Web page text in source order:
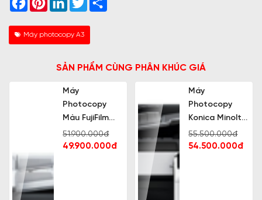
Máy photocopy A3
SẢN PHẨM CÙNG PHÂN KHÚC GIÁ
Máy
Photocopy
Màu FujiFilm
Apeos C2450S
51.900.000đ
49.900.000đ
Máy
Photocopy
Konica Minolta
Bizhub 367
55.500.000đ
54.500.000đ